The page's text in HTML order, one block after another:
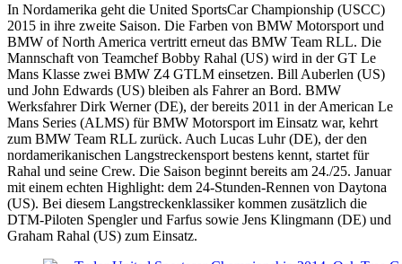
In Nordamerika geht die United SportsCar Championship (USCC)
2015 in ihre zweite Saison. Die Farben von BMW Motorsport und
BMW of North America vertritt erneut das BMW Team RLL. Die
Mannschaft von Teamchef Bobby Rahal (US) wird in der GT Le
Mans Klasse zwei BMW Z4 GTLM einsetzen. Bill Auberlen (US)
und John Edwards (US) bleiben als Fahrer an Bord. BMW
Werksfahrer Dirk Werner (DE), der bereits 2011 in der American Le
Mans Series (ALMS) für BMW Motorsport im Einsatz war, kehrt
zum BMW Team RLL zurück. Auch Lucas Luhr (DE), der den
nordamerikanischen Langstreckensport bestens kennt, startet für
Rahal und seine Crew. Die Saison beginnt bereits am 24./25. Januar
mit einem echten Highlight: dem 24-Stunden-Rennen von Daytona
(US). Bei diesem Langstreckenklassiker kommen zusätzlich die
DTM-Piloten Spengler und Farfus sowie Jens Klingmann (DE) und
Graham Rahal (US) zum Einsatz.